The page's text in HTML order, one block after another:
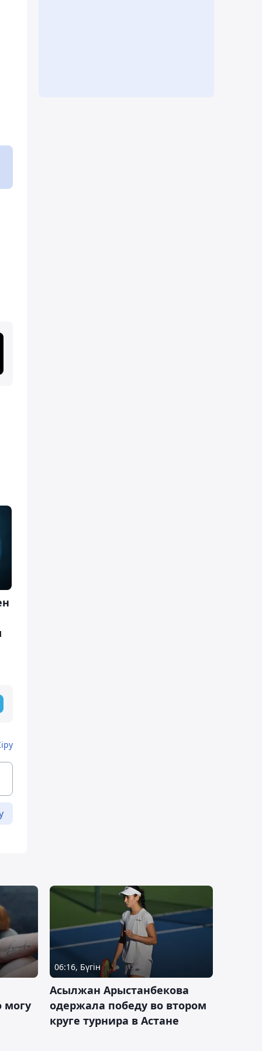
могу
06:16, Бүгін
Асылжан Арыстанбекова
одержала победу во втором
круге турнира в Астане